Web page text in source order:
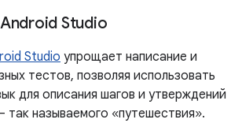
Studio
Studio упрощает написание и
тестов, позволяя использовать
для описания шагов и утверждений
называемого «путешествия».